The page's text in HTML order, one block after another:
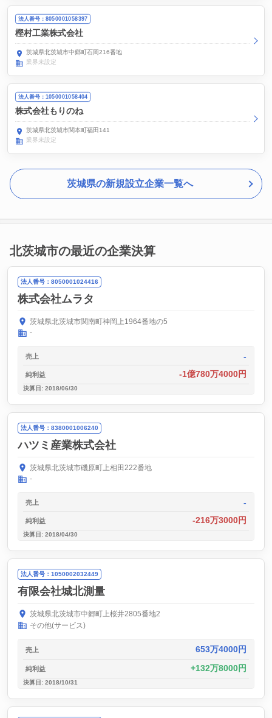
法人番号：8050001058397
樫村工業株式会社
茨城県北茨城市中郷町石岡216番地
業界未設定
法人番号：1050001058404
株式会社もりのね
茨城県北茨城市関本町福田141
業界未設定
茨城県の新規設立企業一覧へ
北茨城市の最近の企業決算
法人番号：8050001024416
株式会社ムラタ
茨城県北茨城市関南町神岡上1964番地の5
-
売上 -
純利益 -1億780万4000円
決算日: 2018/06/30
法人番号：8380001006240
ハツミ産業株式会社
茨城県北茨城市磯原町上相田222番地
-
売上 -
純利益 -216万3000円
決算日: 2018/04/30
法人番号：1050002032449
有限会社城北測量
茨城県北茨城市中郷町上桜井2805番地2
その他(サービス)
売上 653万4000円
純利益 132万8000円
決算日: 2018/10/31